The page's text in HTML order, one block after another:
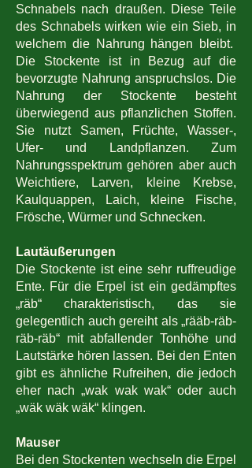
Schnabels nach draußen. Diese Teile
des Schnabels wirken wie ein Sieb, in
welchem die Nahrung hängen bleibt.
Die Stockente ist in Bezug auf die
bevorzugte Nahrung anspruchslos. Die
Nahrung der Stockente besteht
überwiegend aus pflanzlichen Stoffen.
Sie nutzt Samen, Früchte, Wasser-,
Ufer- und Landpflanzen. Zum
Nahrungsspektrum gehören aber auch
Weichtiere, Larven, kleine Krebse,
Kaulquappen, Laich, kleine Fische,
Frösche, Würmer und Schnecken.
Lautäußerungen
Die Stockente ist eine sehr ruffreudige
Ente. Für die Erpel ist ein gedämpftes
„räb“ charakteristisch, das sie
gelegentlich auch gereiht als „rääb-räb-
räb-räb“ mit abfallender Tonhöhe und
Lautstärke hören lassen. Bei den Enten
gibt es ähnliche Rufreihen, die jedoch
eher nach „wak wak wak“ oder auch
„wäk wäk wäk“ klingen.
Mauser
Bei den Stockenten wechseln die Erpel